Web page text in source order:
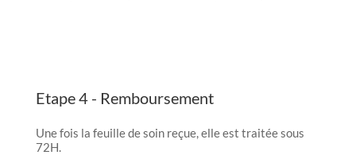
Etape 4 - Remboursement
Une fois la feuille de soin reçue, elle est traitée sous
72H.